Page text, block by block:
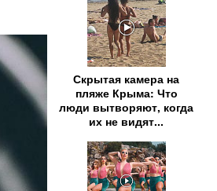
Скрытая камера на
пляже Крыма: Что
люди вытворяют, когда
их не видят...